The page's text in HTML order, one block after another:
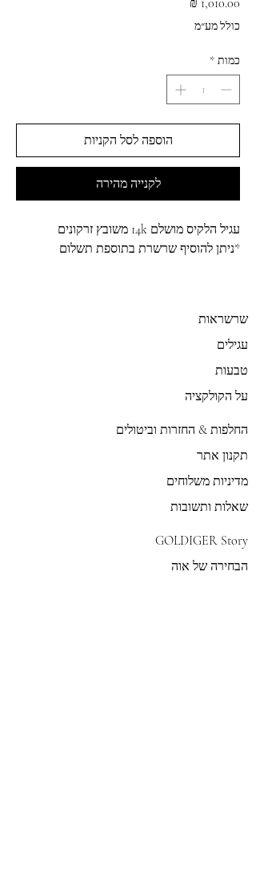
כולל מע״מ
כמות *
הוספה לסל הקניות
לקנייה מהירה
עגיל הלקיס מושלם 14k משובץ זרקונים
*ניתן להוסיף שרשרת בתוספת תשלום
שרשראות
עגילים
טבעות
על הקולקציה
החלפות & החזרות וביטולים
תקנון אתר
מדיניות משלוחים
שאלות ותשובות
GOLDIGER Story
הבחירה של אוה